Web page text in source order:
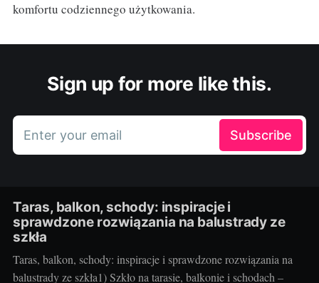
komfortu codziennego użytkowania.
Sign up for more like this.
Enter your email Subscribe
Taras, balkon, schody: inspiracje i
sprawdzone rozwiązania na balustrady ze
szkła
Taras, balkon, schody: inspiracje i sprawdzone rozwiązania na
balustrady ze szkła1) Szkło na tarasie, balkonie i schodach –